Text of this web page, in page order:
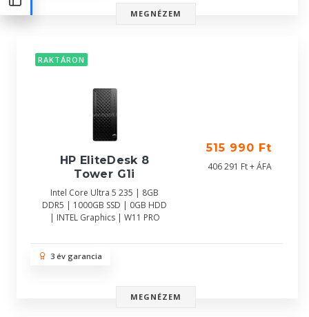
MEGNÉZEM
RAKTÁRON
HP EliteDesk 8
Tower G1i
Intel Core Ultra 5 235 | 8GB
DDR5 | 1000GB SSD | 0GB HDD
| INTEL Graphics | W11 PRO
515 990 Ft
406 291 Ft + ÁFA
3 év garancia
MEGNÉZEM